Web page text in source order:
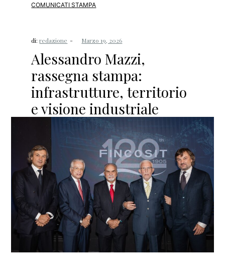
COMUNICATI STAMPA
di:redazione
Alessandro Mazzi,
rassegna stampa:
infrastrutture, territorio
e visione industriale